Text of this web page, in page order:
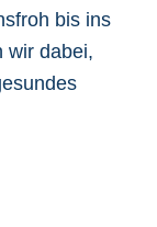
bis ins
wir dabei,